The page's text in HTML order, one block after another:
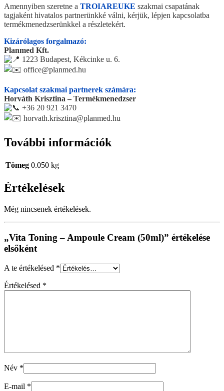
Amennyiben szeretne a TROIAREUKE szakmai csapatának
tagjaként hivatalos partnerünkké válni, kérjük, lépjen kapcsolatba
termékmenedzserünkkel a részletekért.
Kizárólagos forgalmazó:
Planmed Kft.
1223 Budapest, Kékcinke u. 6.
office@planmed.hu
Kapcsolat szakmai partnerek számára:
Horváth Krisztina – Termékmenedzser
+36 20 921 3470
horvath.krisztina@planmed.hu
További információk
Tömeg 0.050 kg
Értékelések
Még nincsenek értékelések.
„Vita Toning – Ampoule Cream (50ml)” értékelése
elsőként
A te értékelésed *
Értékelésed *
Név *
E-mail *